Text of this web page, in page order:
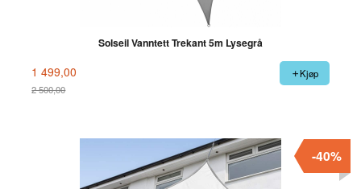
Solseil Vanntett Trekant 5m Lysegrå
1 499,00
2 500,00
Kjøp
-40%